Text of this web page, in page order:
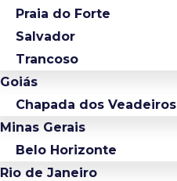
Praia do Forte
Salvador
Trancoso
Goiás
Chapada dos Veadeiros
Minas Gerais
Belo Horizonte
Rio de Janeiro